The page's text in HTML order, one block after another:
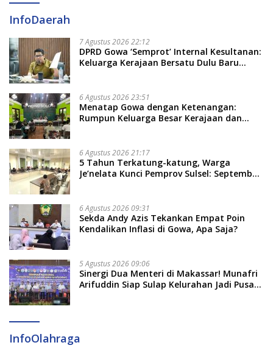
InfoDaerah
7 Agustus 2026 22:12
DPRD Gowa ‘Semprot’ Internal Kesultanan:
Keluarga Kerajaan Bersatu Dulu Baru
6 Agustus 2026 23:51
Menatap Gowa dengan Ketenangan:
Rumpun Keluarga Besar Kerajaan dan
Soal Adat dan Adab
6 Agustus 2026 21:17
5 Tahun Terkatung-katung, Warga
Je’nelata Kunci Pemprov Sulsel: September
6 Agustus 2026 09:31
Sekda Andy Azis Tekankan Empat Poin
Kendalikan Inflasi di Gowa, Apa Saja?
5 Agustus 2026 09:06
Sinergi Dua Menteri di Makassar! Munafri
Arifuddin Siap Sulap Kelurahan Jadi Pusat
InfoOlahraga